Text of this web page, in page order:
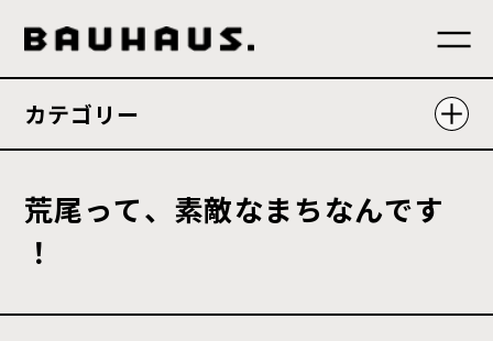
荒尾って、 素敵なまちなんです
！
カテゴリー